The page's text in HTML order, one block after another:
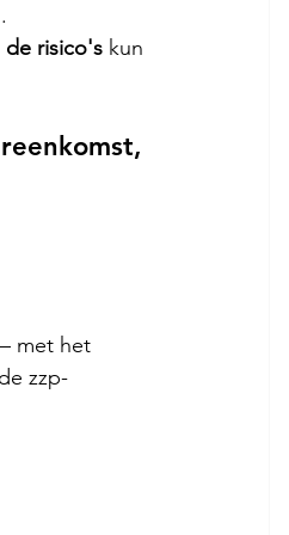
de risico's kun
met het
zzp-